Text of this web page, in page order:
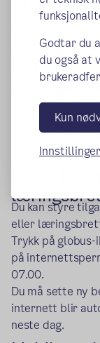
Godtar du
du også at
Kun
Vi henter
endre
Hvis du har
Du kan endre
logge deg inn
du «Logg inn»
via ID-porten.
Du kan styre
eller
Trykk på
på
07.00.
Du må sette ny
internett blir
neste dag.